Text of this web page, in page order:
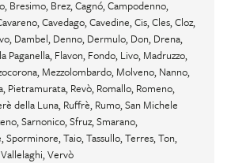
Bresimo, Brez, Cagnó, Campodenno,
Cavedago, Cavedine, Cis, Cles, Cloz,
Dambel, Denno, Dermulo, Don, Drena,
Paganella, Flavon, Fondo, Livo, Madruzzo,
Mezzolombardo, Molveno, Nanno,
Pietramurata, Revò, Romallo, Romeno,
della Luna, Ruffrè, Rumo, San Michele
Sarnonico, Sfruz, Smarano,
Sporminore, Taio, Tassullo, Terres, Ton,
Vervò